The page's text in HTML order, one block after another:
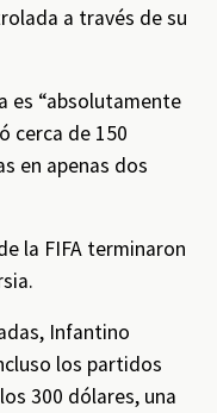
a través de su
es “absolutamente
cerca de 150
en apenas dos
la FIFA terminaron
Infantino
los partidos
300 dólares, una